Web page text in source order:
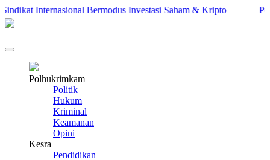
Internasional Bermodus Investasi Saham & Kripto
Polhukrimkam
Politik
Hukum
Kriminal
Keamanan
Opini
Kesra
Pendidikan